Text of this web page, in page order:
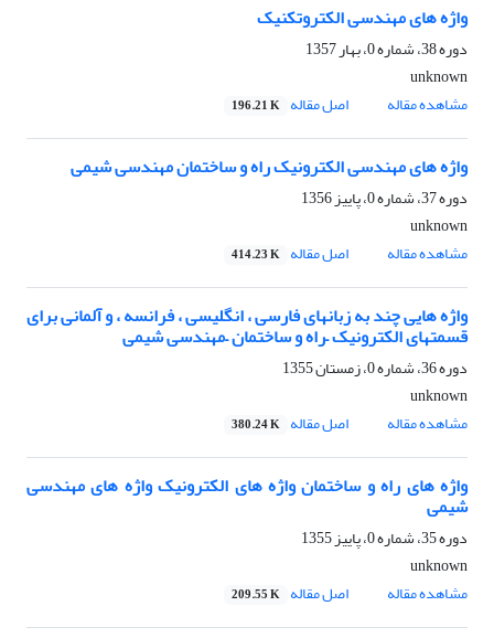
واژه های مهندسی الکتروتکنیک
دوره 38، شماره 0، بهار 1357
unknown
مشاهده مقاله
اصل مقاله 196.21 K
واژه های مهندسی الکترونیک راه و ساختمان مهندسی شیمی
دوره 37، شماره 0، پاییز 1356
unknown
مشاهده مقاله
اصل مقاله 414.23 K
واژه هایی چند به زبانهای فارسی ، انگلیسی ، فرانسه ، و آلمانی برای
قسمتهای الکترونیک –راه و ساختمان –مهندسی شیمی
دوره 36، شماره 0، زمستان 1355
unknown
مشاهده مقاله
اصل مقاله 380.24 K
واژه های راه و ساختمان واژه های الکترونیک واژه های مهندسی
شیمی
دوره 35، شماره 0، پاییز 1355
unknown
مشاهده مقاله
اصل مقاله 209.55 K